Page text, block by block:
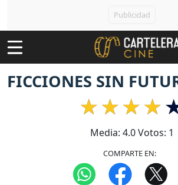
FICCIONES SIN
Media: 4.0Votos: 1
COMPARTE EN: